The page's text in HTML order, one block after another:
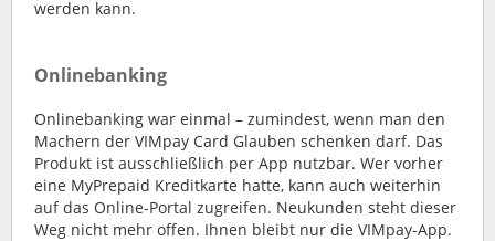
werden kann.
Onlinebanking
Onlinebanking war einmal – zumindest, wenn man den
Machern der VIMpay Card Glauben schenken darf. Das
Produkt ist ausschließlich per App nutzbar. Wer vorher
eine MyPrepaid Kreditkarte hatte, kann auch weiterhin
auf das Online-Portal zugreifen. Neukunden steht dieser
Weg nicht mehr offen. Ihnen bleibt nur die VIMpay-App.